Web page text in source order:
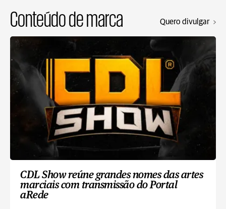
Conteúdo de marca Quero divulgar
CDL Show reúne grandes nomes das artes
marciais com transmissão do Portal
aRede